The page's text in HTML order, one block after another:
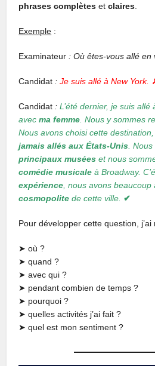
phrases complètes et claires
Exemple :
Examinateur : Où êtes-vous allé en
Candidat :Je suis allé à New York.
Candidat :L’été dernier, je suis allé
avecma femme . Nous y sommes
Nous avons choisi cette
jamais allés aux États-Unis .
principaux musées et nous
comédie musicale à Broadway.
expérience , nous avons
cosmopolite de cette ville. ✔︎
Pour développer cette question,
➤ où ?
➤ quand ?
➤ avec qui ?
➤ pendant combien de temps ?
➤ pourquoi ?
➤ quelles activités j’ai fait ?
➤ quel est mon sentiment ?